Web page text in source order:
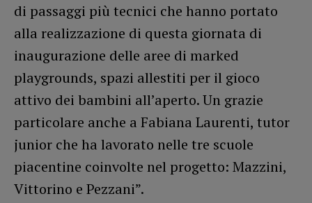
di passaggi più tecnici che hanno portato
alla realizzazione di questa giornata di
inaugurazione delle aree di marked
playgrounds, spazi allestiti per il gioco
attivo dei bambini all’aperto. Un grazie
particolare anche a Fabiana Laurenti, tutor
junior che ha lavorato nelle tre scuole
piacentine coinvolte nel progetto: Mazzini,
Vittorino e Pezzani”.